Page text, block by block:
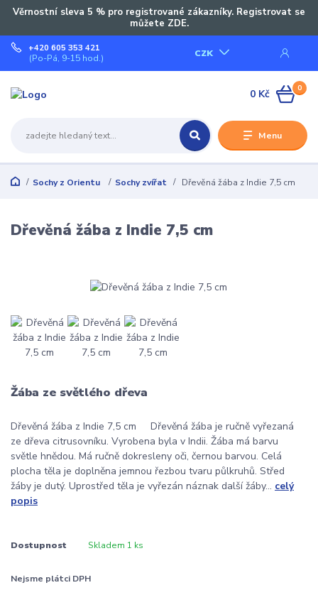
Věrnostní sleva 5 % pro registrované zákazníky. Registrovat se
můžete ZDE.
Menu
CZK
+420 605 353 421
(Po-Pá, 9-15 hod.)
0
0 Kč
Sochy z Orientu Sochy zvířat Dřevěná žába z Indie 7,5 cm
Dřevěná žába z Indie 7,5 cm
Žába ze světlého dřeva
Dřevěná žába z Indie 7,5 cm Dřevěná žába je ručně vyřezaná
ze dřeva citrusovníku. Vyrobena byla v Indii. Žába má barvu
světle hnědou. Má ručně dokresleny oči, černou barvou. Celá
plocha těla je doplněna jemnou řezbou tvaru půlkruhů. Střed
žáby je dutý. Uprostřed těla je vyřezán náznak další žáby... celý
popis
Dostupnost Skladem 1 ks
Nejsme plátci DPH